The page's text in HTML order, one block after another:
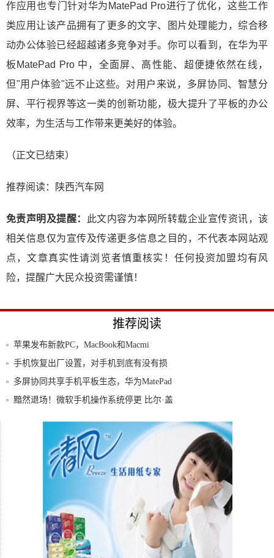
作应用也专门针对华为MatePad Pro进行了优化，这些工作
类应用让该产品拥有了更多的文字、图片处理能力，综合移
动办公体验已经超越诸多竞争对手。你可以看到，在华为平
板MatePad Pro 中，全面屏、高性能、超便捷依然在线，
但"用户体验"远不止这些。对用户来说，多屏协同、智慧分
屏、平行视界等这一类的创新功能，极大提升了平板的办公
效率，为生活与工作带来更美好的体验。
（正文已结束）
推荐阅读： 陕西汽车网
免责声明及提醒：
此文内容为本网所转载企业宣传资讯，该
相关信息仅为宣传及传递更多信息之目的，不代表本网站观
点，文章真实性请浏览者慎重核实！任何投资加盟均有风
险，提醒广大民众投资需谨慎！
推荐阅读
苹果发布新款PC，MacBook和Macmi
手机恢复出厂设置，对手机到底有没有损
坏？损坏
多屏协同共享手机平板生态，华为MatePad
黯然退场！微软手机操作系统停更 比尔·盖
鱼洞站外，我追到了“彩虹”